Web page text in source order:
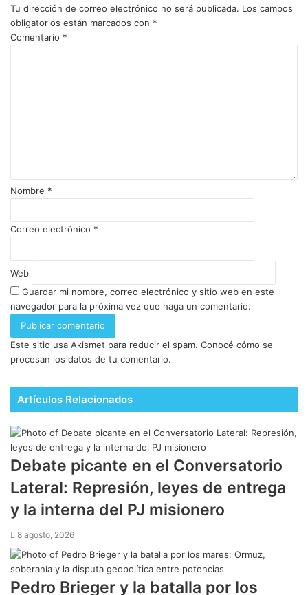
Tu dirección de correo electrónico no será publicada. Los campos
obligatorios están marcados con *
Comentario *
Nombre *
Correo electrónico *
Web
Guardar mi nombre, correo electrónico y sitio web en este
navegador para la próxima vez que haga un comentario.
Este sitio usa Akismet para reducir el spam. Conocé cómo se
procesan los datos de tu comentario.
Artículos Relacionados
Debate picante en el Conversatorio
Lateral: Represión, leyes de entrega
y la interna del PJ misionero
8 agosto, 2026
Pedro Brieger y la batalla por los